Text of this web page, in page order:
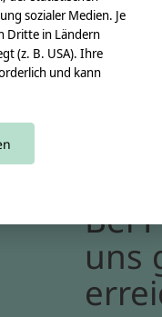
Bei
uns
sozialer Medien. Je
Dritte in Ländern
(z. B. USA). Ihre
und kann